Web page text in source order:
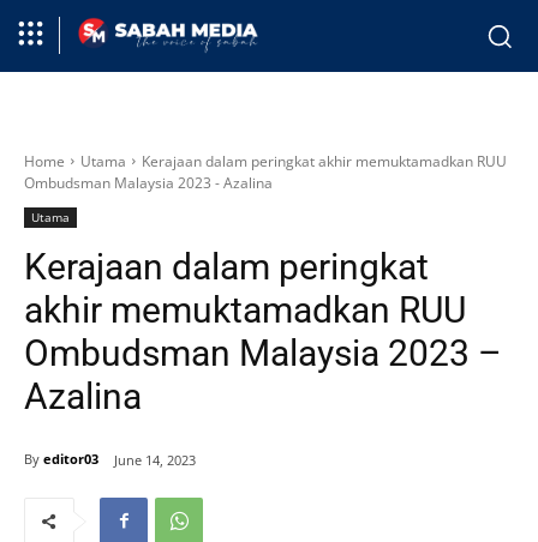
Home Utama
Kerajaan dalam peringkat akhir memuktamadkan RUU
Ombudsman Malaysia 2023 - Azalina
Utama
Kerajaan dalam peringkat
akhir memuktamadkan RUU
Ombudsman Malaysia 2023 –
Azalina
By editor03 June 14, 2023